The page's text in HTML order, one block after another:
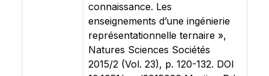
connaissance. Les
enseignements d’une ingénierie
représentationnelle ternaire »,
Natures Sciences Sociétés
2015/2 (Vol. 23), p. 120-132. DOI